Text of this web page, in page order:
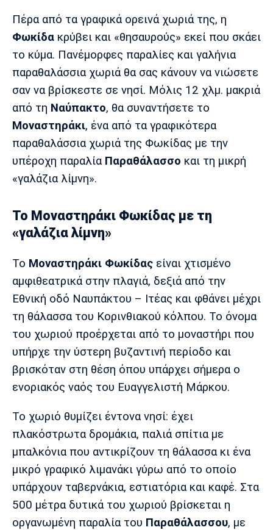
Πολιτισμός
Τραγούδια
Cine Spot
Running
Media
Παρασκήνιο
Πρόγραμμα TV
Ιωνικός Πανσερραϊκός
Μπαρτσελόνα
Μαδρίτης
Μαδρίτης
Γιουνάιτεντ
Λίβερπουλ
Μάντσεστερ
Σίτι
Γιουβέντους
Ίντερ Μίλαν Μπάγερν
Μπορούσια
Ντόρτμουντ
Παρί Σεν
Ζερμέν
Μαρσέιγ
Μονακό
Ερυθρός
Αστέρας
Τότεναμ
Πέρα από τα γραφικά ορεινά χωριά της, η
Φωκίδα κρύβει και «θησαυρούς» εκεί που σκάει
το κύμα. Πανέμορφες παραλίες και γαλήνια
παραθαλάσσια χωριά θα σας κάνουν να νιώσετε
σαν να βρίσκεστε σε νησί. Μόλις 12 χλμ. μακριά
από τη Ναύπακτο, θα συναντήσετε το
Μοναστηράκι, ένα από τα γραφικότερα
παραθαλάσσια χωριά της Φωκίδας με την
υπέροχη παραλία Παραθάλασσο και τη μικρή
«γαλάζια λίμνη».
Το Μοναστηράκι Φωκίδας με τη
«γαλάζια λίμνη»
Το Μοναστηράκι Φωκίδας είναι χτισμένο
αμφιθεατρικά στην πλαγιά, δεξιά από την
Εθνική οδό Ναυπάκτου – Ιτέας και φθάνει μέχρι
τη θάλασσα του Κορινθιακού κόλπου. Το όνομα
του χωριού προέρχεται από το μοναστήρι που
υπήρχε την ύστερη βυζαντινή περίοδο και
βρισκόταν στη θέση όπου υπάρχει σήμερα ο
ενοριακός ναός του Ευαγγελιστή Μάρκου.
Το χωριό θυμίζει έντονα νησί: έχει
πλακόστρωτα δρομάκια, παλιά σπίτια με
μπαλκόνια που αντικρίζουν τη θάλασσα κι ένα
μικρό γραφικό λιμανάκι γύρω από το οποίο
υπάρχουν ταβερνάκια, εστιατόρια και καφέ. Στα
500 μέτρα δυτικά του χωριού βρίσκεται η
οργανωμένη παραλία του Παραθάλασσου, με